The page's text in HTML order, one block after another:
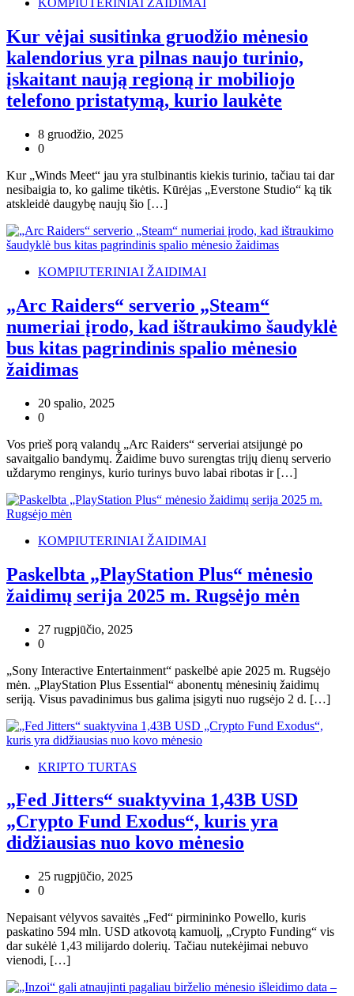
KOMPIUTERINIAI ŽAIDIMAI
Kur vėjai susitinka gruodžio mėnesio
kalendorius yra pilnas naujo turinio,
įskaitant naują regioną ir mobiliojo
telefono pristatymą, kurio laukėte
8 gruodžio, 2025
0
Kur „Winds Meet“ jau yra stulbinantis kiekis turinio, tačiau tai dar
nesibaigia to, ko galime tikėtis. Kūrėjas „Everstone Studio“ ką tik
atskleidė daugybę naujų šio […]
KOMPIUTERINIAI ŽAIDIMAI
„Arc Raiders“ serverio „Steam“
numeriai įrodo, kad ištraukimo šaudyklė
bus kitas pagrindinis spalio mėnesio
žaidimas
20 spalio, 2025
0
Vos prieš porą valandų „Arc Raiders“ serveriai atsijungė po
savaitgalio bandymų. Žaidime buvo surengtas trijų dienų serverio
uždarymo renginys, kurio turinys buvo labai ribotas ir […]
KOMPIUTERINIAI ŽAIDIMAI
Paskelbta „PlayStation Plus“ mėnesio
žaidimų serija 2025 m. Rugsėjo mėn
27 rugpjūčio, 2025
0
„Sony Interactive Entertainment“ paskelbė apie 2025 m. Rugsėjo
mėn. „PlayStation Plus Essential“ abonentų mėnesinių žaidimų
seriją. Visus pavadinimus bus galima įsigyti nuo rugsėjo 2 d. […]
KRIPTO TURTAS
„Fed Jitters“ suaktyvina 1,43B USD
„Crypto Fund Exodus“, kuris yra
didžiausias nuo kovo mėnesio
25 rugpjūčio, 2025
0
Nepaisant vėlyvos savaitės „Fed“ pirmininko Powello, kuris
paskatino 594 mln. USD atkovotą kamuolį, „Crypto Funding“ vis
dar sukėlė 1,43 milijardo dolerių. Tačiau nutekėjimai nebuvo
vienodi, […]